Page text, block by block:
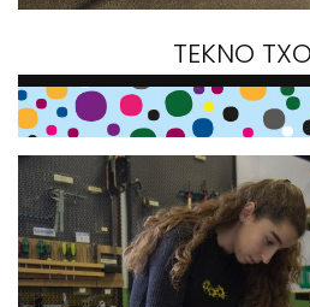
TEKNO